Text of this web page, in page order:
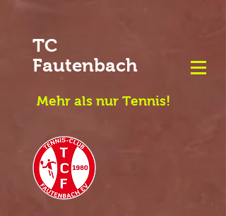
TC
Fautenbach
Mehr als nur Tennis!